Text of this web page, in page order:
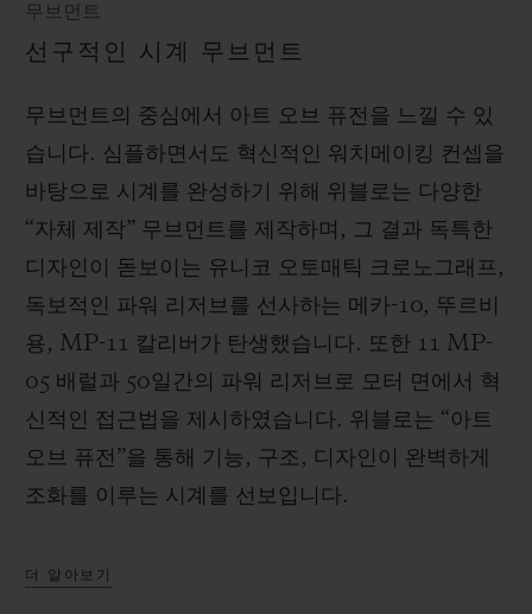
무브먼트
선구적인 시계 무브먼트
무브먼트의 중심에서 아트 오브 퓨전을 느낄 수 있
습니다. 심플하면서도 혁신적인 워치메이킹 컨셉을
바탕으로 시계를 완성하기 위해 위블로는 다양한
“자체 제작” 무브먼트를 제작하며, 그 결과 독특한
디자인이 돋보이는 유니코 오토매틱 크로노그래프,
독보적인 파워 리저브를 선사하는 메카-10, 뚜르비
용, MP-11 칼리버가 탄생했습니다. 또한 11 MP-
05 배럴과 50일간의 파워 리저브로 모터 면에서 혁
신적인 접근법을 제시하였습니다. 위블로는 “아트
오브 퓨전”을 통해 기능, 구조, 디자인이 완벽하게
조화를 이루는 시계를 선보입니다.
더 알아보기